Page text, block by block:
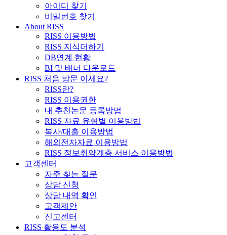
아이디 찾기
비밀번호 찾기
About RISS
RISS 이용방법
RISS 지식더하기
DB연계 현황
BI 및 배너 다운로드
RISS 처음 방문 이세요?
RISS란?
RISS 이용권한
내 추천논문 등록방법
RISS 자료 유형별 이용방법
복사/대출 이용방법
해외전자자료 이용방법
RISS 정보취약계층 서비스 이용방법
고객센터
자주 찾는 질문
상담 신청
상담 내역 확인
고객제안
신고센터
RISS 활용도 분석